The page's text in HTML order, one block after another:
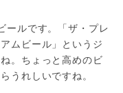
ールです。「ザ・プレ
ムビール」というジ
。ちょっと高めのビ
うれしいですね。